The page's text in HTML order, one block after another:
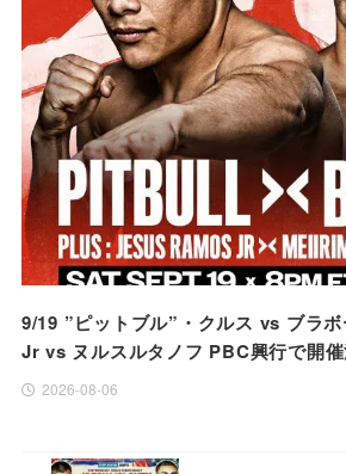
9/19 ”ピットブル”・クルス vs ブラ
Jr vs ヌルスルタノフ PBC興行で開
2026-08-06